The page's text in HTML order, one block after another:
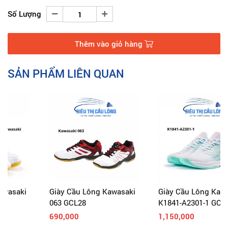
Số Lượng
Thêm vào giỏ hàng
SẢN PHẨM LIÊN QUAN
Giày Cầu Lông Kawasaki
063 GCL28
Giày Cầu Lông Kawasaki
K1841-A2301-1 GCL34
1,150,000